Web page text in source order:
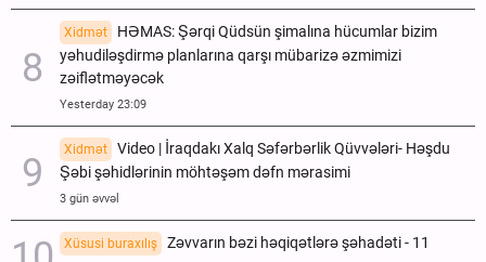
Xidmət
HƏMAS: Şərqi Qüdsün şimalına hücumlar bizim
yəhudiləşdirmə planlarına qarşı mübarizə əzmimizi
zəiflətməyəcək
Yesterday 23:09
Xidmət
Video | İraqdakı Xalq Səfərbərlik Qüvvələri- Həşdu
Şəbi şəhidlərinin möhtəşəm dəfn mərasimi
3 gün əvvəl
Xüsusi buraxılış Zəvvarın bəzi həqiqətlərə şəhadəti - 11